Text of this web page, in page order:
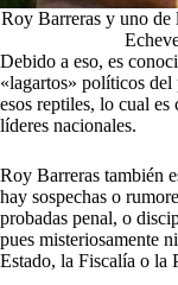
Roy Barreras y uno
Debido a eso, es
«lagartos» políticos
esos reptiles, lo cual
líderes nacionales.
Roy Barreras también
hay sospechas o
probadas penal, o
pues misteriosamente
Estado, la Fiscalía o la